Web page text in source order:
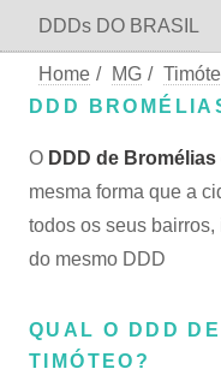
DDDs DO BRASIL
Home / MG /
DDD
O DDD de
mesma forma que a
todos os seus
do mesmo DDD
QUAL O DDD
TIMÓTEO?